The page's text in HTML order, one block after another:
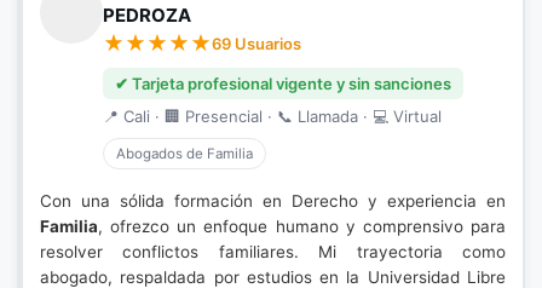
PEDROZA
69 Usuarios
✔ Tarjeta profesional vigente y sin sanciones
📍 Cali · 🏢 Presencial · 📞 Llamada · 💻 Virtual
Abogados de Familia
Con una sólida formación en Derecho y experiencia en
Familia, ofrezco un enfoque humano y comprensivo para
resolver conflictos familiares. Mi trayectoria como
abogado, respaldada por estudios en la Universidad Libre